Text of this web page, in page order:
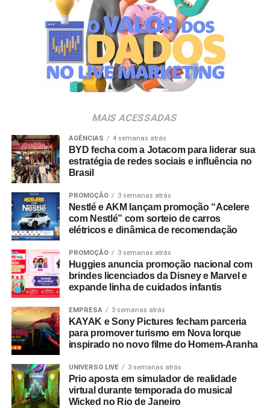
destaque na indústria e no varejo nacional. Entre as
empresas com presença executiva confirmada estão
Carrefour, Assaí Atacadista, Magalu, Panvel, Pague
Menos, Rappi e Dalben. “As marcas próprias vivem um
momento de expansão no Brasil e vêm conquistando um
papel cada vez mais estratégico tanto para varejistas
o fortalecimento desse mercado, que ainda tem um
enorme potencial de crescimento no país”, destaca
Johnny Reitzfeld, fundador e
O credenciamento é destinado a profissionais de toda a
cadeia produtiva — incluindo varejistas, fabricantes,
distribuidores, fornecedores e consultores —
interessados no mapeamento de tendências e na
geração de novas parcerias comerciais.
MAIS ACESSADAS
AGÊNCIAS 4 semanas atrás
BYD fecha com a Jotacom para liderar sua
estratégia de redes sociais e influência no
Brasil
PROMOÇÃO 3 semanas atrás
Nestlé e AKM lançam promoção “Acelere
com Nestlé” com sorteio de carros
elétricos e dinâmica de recomendação
PROMOÇÃO 3 semanas atrás
Huggies anuncia promoção nacional com
brindes licenciados da Disney e Marvel e
expande linha de cuidados infantis
EMPRESA 3 semanas atrás
KAYAK e Sony Pictures fecham parceria
para promover turismo em Nova Iorque
inspirado no novo filme do Homem-Aranha
UNIVERSO LIVE 3 semanas atrás
Prio aposta em simulador de realidade
virtual durante temporada do musical
Wicked no Rio de Janeiro